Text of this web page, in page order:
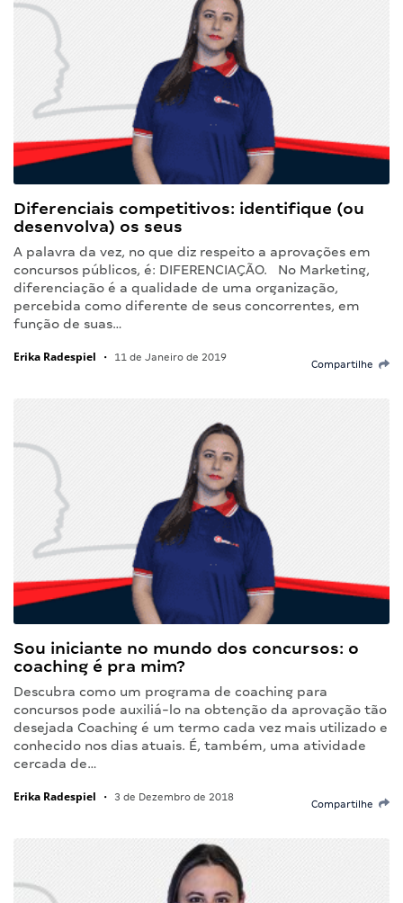
Diferenciais competitivos: identifique (ou
desenvolva) os seus
A palavra da vez, no que diz respeito a aprovações em
concursos públicos, é: DIFERENCIAÇÃO. No Marketing,
diferenciação é a qualidade de uma organização,
percebida como diferente de seus concorrentes, em
função de suas…
Erika Radespiel • 11 de Janeiro de 2019
Compartilhe
Sou iniciante no mundo dos concursos: o
coaching é pra mim?
Descubra como um programa de coaching para
concursos pode auxiliá-lo na obtenção da aprovação tão
desejada Coaching é um termo cada vez mais utilizado e
conhecido nos dias atuais. É, também, uma atividade
cercada de…
Erika Radespiel • 3 de Dezembro de 2018
Compartilhe